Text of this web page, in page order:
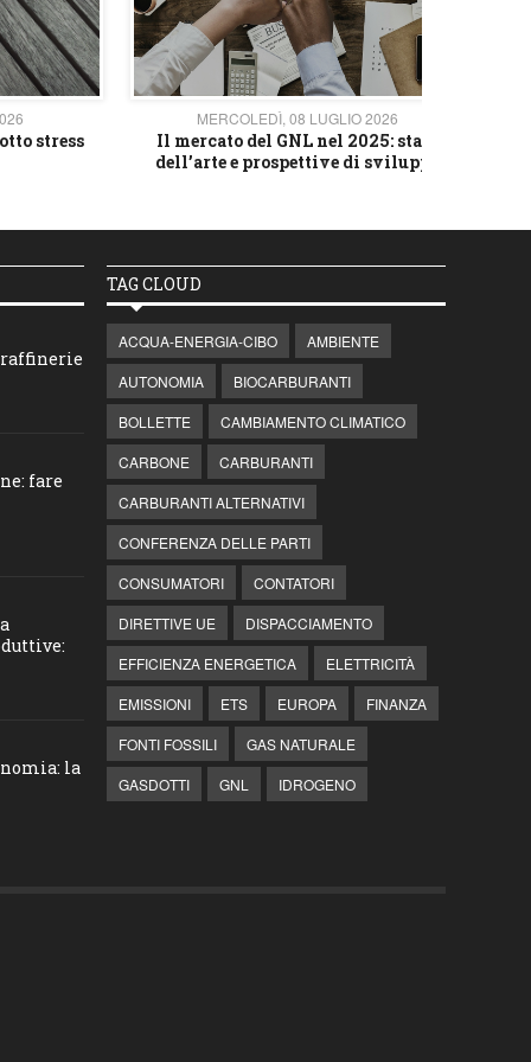
stress
MERCOLEDÌ, 08 LUGLIO 2026
Il mercato del GNL nel 2025: stato
dell’arte e prospettive di sviluppo
raffinerie
fare
la
TAG CLOUD
ACQUA-ENERGIA-CIBO
AMBIENTE
AUTONOMIA
BIOCARBURANTI
BOLLETTE
CAMBIAMENTO CLIMATICO
CARBONE
CARBURANTI
CARBURANTI ALTERNATIVI
CONFERENZA DELLE PARTI
CONSUMATORI
CONTATORI
DIRETTIVE UE
DISPACCIAMENTO
EFFICIENZA ENERGETICA
ELETTRICITÀ
EMISSIONI
ETS EUROPA
FINANZA
FONTI FOSSILI
GAS NATURALE
GASDOTTI
GNL IDROGENO